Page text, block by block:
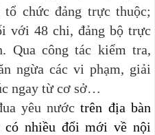
chức đảng trực thuộc;
với 48 chi, đảng bộ trực
Qua công tác kiểm tra,
ngừa các vi phạm, giải
ngay từ cơ sở…
yêu nướctrên địa bàn
có nhiều đổi mới về nội